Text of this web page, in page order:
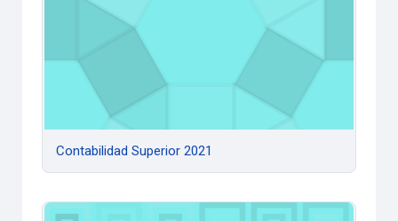
Contabilidad Superior 2021
Control Interno y Auditoría 2021